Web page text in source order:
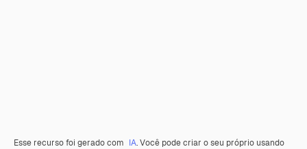
Esse recurso foi gerado com IA. Você pode criar o seu próprio usando